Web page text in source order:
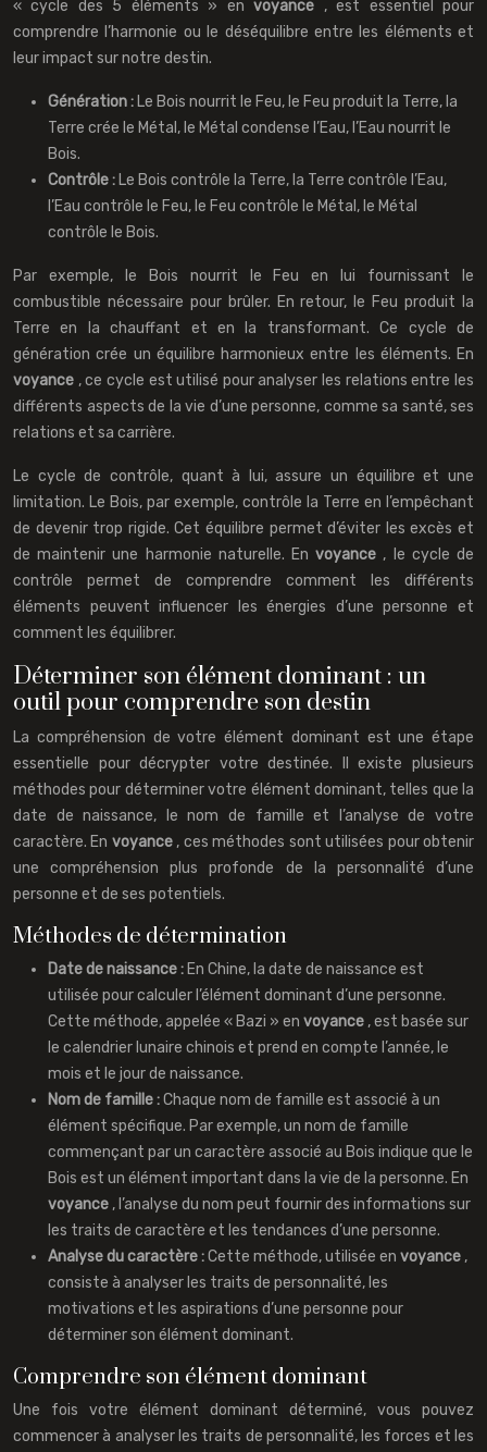
« cycle des 5 éléments » envoyance , est essentiel pour
comprendre l’harmonie ou le déséquilibre entre les éléments et
leur impact sur notre destin.
Génération : Le Bois nourrit le Feu, le Feu produit la Terre, la
Terre crée le Métal, le Métal condense l’Eau, l’Eau nourrit le
Bois.
Contrôle : Le Bois contrôle la Terre, la Terre contrôle l’Eau,
l’Eau contrôle le Feu, le Feu contrôle le Métal, le Métal
contrôle le Bois.
Par exemple, le Bois nourrit le Feu en lui fournissant le
combustible nécessaire pour brûler. En retour, le Feu produit la
Terre en la chauffant et en la transformant. Ce cycle de
génération crée un équilibre harmonieux entre les éléments. En
voyance , ce cycle est utilisé pour analyser les relations entre les
différents aspects de la vie d’une personne, comme sa santé, ses
relations et sa carrière.
Le cycle de contrôle, quant à lui, assure un équilibre et une
limitation. Le Bois, par exemple, contrôle la Terre en l’empêchant
de devenir trop rigide. Cet équilibre permet d’éviter les excès et
de maintenir une harmonie naturelle. Envoyance , le cycle de
contrôle permet de comprendre comment les différents
éléments peuvent influencer les énergies d’une personne et
comment les équilibrer.
Déterminer son élément dominant : un
outil pour comprendre son destin
La compréhension de votre élément dominant est une étape
essentielle pour décrypter votre destinée. Il existe plusieurs
méthodes pour déterminer votre élément dominant, telles que la
date de naissance, le nom de famille et l’analyse de votre
caractère. En voyance , ces méthodes sont utilisées pour obtenir
une compréhension plus profonde de la personnalité d’une
personne et de ses potentiels.
Méthodes de détermination
Date de naissance : En Chine, la date de naissance est
utilisée pour calculer l’élément dominant d’une personne.
Cette méthode, appelée « Bazi » en voyance , est basée sur
le calendrier lunaire chinois et prend en compte l’année, le
mois et le jour de naissance.
Nom de famille :Chaque nom de famille est associé à un
élément spécifique. Par exemple, un nom de famille
commençant par un caractère associé au Bois indique que le
Bois est un élément important dans la vie de la personne. En
voyance , l’analyse du nom peut fournir des informations sur
les traits de caractère et les tendances d’une personne.
Analyse du caractère :Cette méthode, utilisée en voyance ,
consiste à analyser les traits de personnalité, les
motivations et les aspirations d’une personne pour
déterminer son élément dominant.
Comprendre son élément dominant
Une fois votre élément dominant déterminé, vous pouvez
commencer à analyser les traits de personnalité, les forces et les